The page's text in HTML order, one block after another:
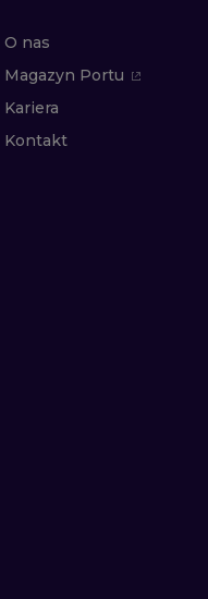
O nas
Magazyn Portu
Kariera
Kontakt